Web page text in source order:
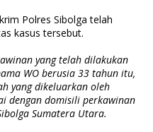
Polres Sibolga telah
kasus tersebut.
yang telah dilakukan
WO berusia 33 tahun itu,
yang dikeluarkan oleh
dengan domisili perkawinan
Sumatera Utara.